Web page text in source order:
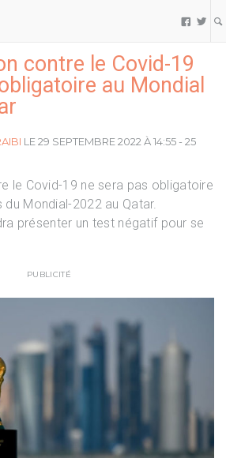
 
contre le Covid-19
au Mondial
LE 29 SEPTEMBRE 2022 À 14:55 - 25
le Covid-19 ne sera pas obligatoire
Mondial-2022 au Qatar.
présenter un test négatif pour se
PUBLICITÉ